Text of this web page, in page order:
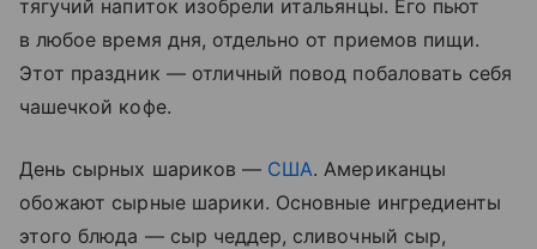
тягучий напиток изобрели итальянцы. Его пьют
в любое время дня, отдельно от приемов пищи.
Этот праздник — отличный повод побаловать себя
чашечкой кофе.
День сырных шариков — США. Американцы
обожают сырные шарики. Основные ингредиенты
этого блюда — сыр чеддер, сливочный сыр,